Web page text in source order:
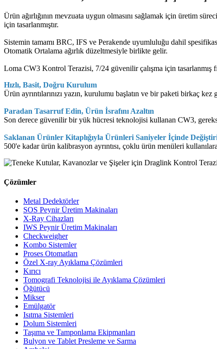
Ürün ağırlığının mevzuata uygun olmasını sağlamak için üretim
için tasarlanmıştır.
Sistemin tamamı BRC, IFS ve Perakende uyumluluğu dahil
Otomatik Ortalama ağırlık düzeltmesiyle birlikte gelir.
Loma CW3 Kontrol Terazisi, 7/24 güvenilir çalışma için tasarlanmış
Hızlı, Basit, Doğru Kurulum
Ürün ayrıntılarınızı yazın, kurulumu başlatın ve bir paketi birkaç
Paradan Tasarruf Edin, Ürün İsrafını Azaltın
Son derece güvenilir bir yük hücresi teknolojisi kullanan CW3,
Saklanan Ürünler Kitaplığıyla Ürünleri Saniyeler İçinde
500'e kadar ürün kalibrasyon ayrıntısı, çoklu ürün menüleri
Çözümler
Metal Dedektörler
SOS Peynir Üretim Makinaları
X-Ray Cihazları
IWS Peynir Üretim Makinaları
Checkweigher
Kombo Sistemler
Proses Otomatları
Özel X-ray Ayıklama Çözümleri
Kırıcı
Tomografi Teknolojisi ile Ayıklama Çözümleri
Öğütücü
Mikser
Emülgatör
Isıtma Sistemleri
Dolum Sistemleri
Taşıma ve Tamponlama Ekipmanları
Bulyon ve Tablet Presleme ve Sarma